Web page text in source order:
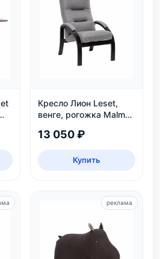
Кресло Лион Leset,
венге, рогожка Malmo
13 050 ₽
Купить
реклама